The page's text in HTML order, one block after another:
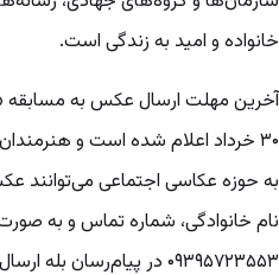
خانواده و امید به زندگی است.
آخرین مهلت ارسال عکس به
۳۰ خرداد اعلام شده است و
به حوزه‌ عکاسی اجتماعی می‌توانند
نام خانوادگی، شماره تماس و به
۰۹۳۹۵۷۲۳۵۵۳ در پیام‌رسان بله ارسال کنند.